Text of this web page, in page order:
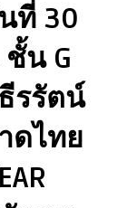
ที่ 30
น G
รรัตน์
ดไทย